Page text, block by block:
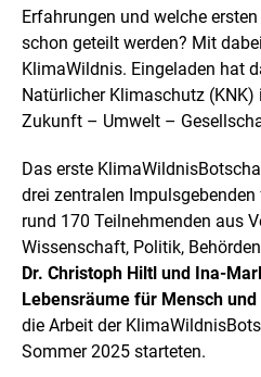
e
r
v
e
r
g
ö
ß
e
r
t
e
n
D
a
r
s
Erfahrungen und welche
schon geteilt werden? Mit
KlimaWildnis. Eingeladen hat
Natürlicher Klimaschutz
Zukunft – Umwelt –
Das erste
drei zentralen
rund 170 Teilnehmenden aus
Wissenschaft, Politik,
Dr. Christoph Hiltl und Ina-
Lebensräume für Mensch und
die Arbeit der
Sommer 2025 starteten.